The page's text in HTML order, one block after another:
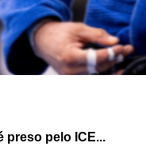
preso pelo ICE...